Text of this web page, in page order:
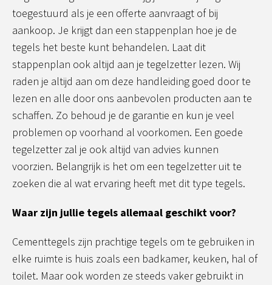
toegestuurd als je een offerte aanvraagt of bij
aankoop. Je krijgt dan een stappenplan hoe je de
tegels het beste kunt behandelen. Laat dit
stappenplan ook altijd aan je tegelzetter lezen. Wij
raden je altijd aan om deze handleiding goed door te
lezen en alle door ons aanbevolen producten aan te
schaffen. Zo behoud je de garantie en kun je veel
problemen op voorhand al voorkomen. Een goede
tegelzetter zal je ook altijd van advies kunnen
voorzien. Belangrijk is het om een tegelzetter uit te
zoeken die al wat ervaring heeft met dit type tegels.
Waar zijn jullie tegels allemaal geschikt voor?
Cementtegels zijn prachtige tegels om te gebruiken in
elke ruimte is huis zoals een badkamer, keuken, hal of
toilet. Maar ook worden ze steeds vaker gebruikt in